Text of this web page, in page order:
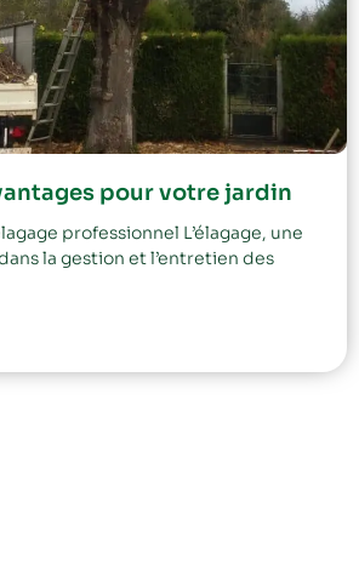
pour votre jardin
professionnel L’élagage, une
la gestion et l’entretien des